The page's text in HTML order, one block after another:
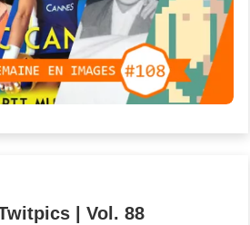
| Vol. 88